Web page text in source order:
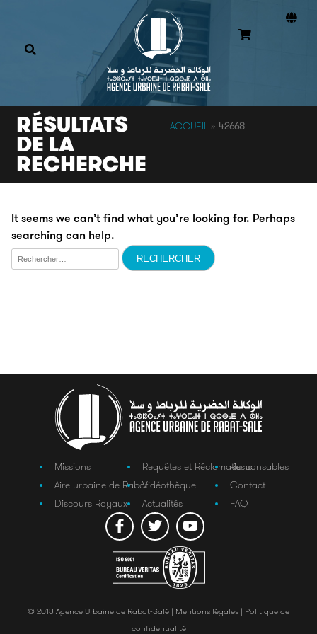
RÉSULTATS
DE LA
RECHERCHE
ACCUEIL » 42668
It seems we can’t find what you’re looking for. Perhaps
searching can help.
Rechercher :
Missions
Aire urbaine de Rabat
Discours Royaux
Requêtes et Réclamations
Vidéothèque
Actualités
Responsables
Contact
FAQ
© 2018 Agence Urbaine de Rabat-Salé | Mentions légales | Politique de
confidentialité